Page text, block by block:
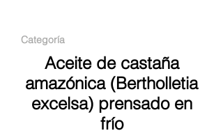
Categoría
Aceite de castaña
amazónica (Bertholletia
excelsa) prensado en
frío